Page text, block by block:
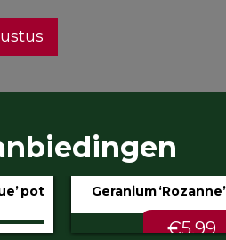
liter
Hydrangea
STUNT €9.50